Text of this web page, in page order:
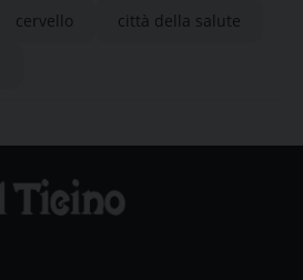
cervello città della salute